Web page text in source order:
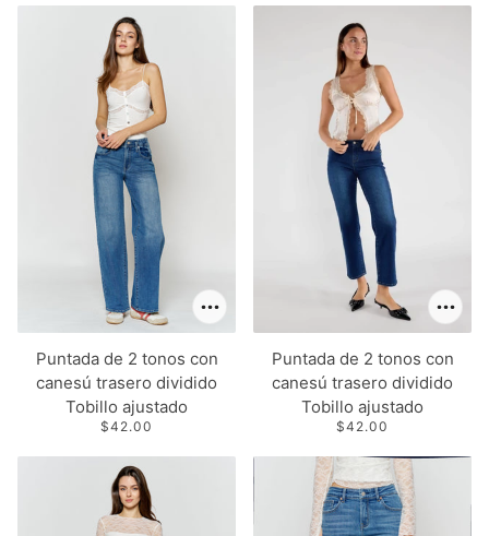
Puntada de 2 tonos con
canesú trasero dividido
Tobillo ajustado
$42.00
Puntada de 2 tonos con
canesú trasero dividido
Tobillo ajustado
$42.00